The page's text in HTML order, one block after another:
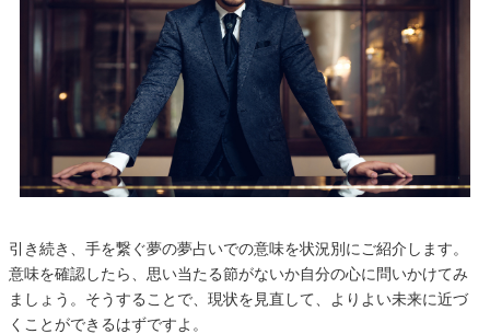
引き続き、手を繋ぐ夢の夢占いでの意味を状況別にご紹介します。
意味を確認したら、思い当たる節がないか自分の心に問いかけてみ
ましょう。そうすることで、現状を見直して、よりよい未来に近づ
くことができるはずですよ。